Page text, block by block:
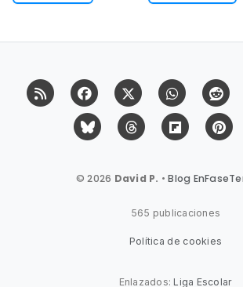
RSS FacebookX (Twitter)Whatsapp
Bluesky Threads Flipboard
© 2026 David P. •Blog
565 publicaciones
Política de cookies
Enlazados:Liga Escolar